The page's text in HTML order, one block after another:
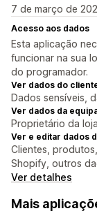
7 de março de
Acesso aos dados
Esta aplicação
funcionar na sua
do programador.
Ver dados do
Dados sensíveis,
Ver dados da
Proprietário da
Ver e editar dados
Clientes,
Shopify, outros
Ver detalhes
Mais